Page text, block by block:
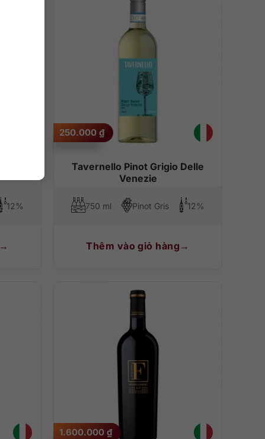
12%
Tavernello Pinot Grigio Delle
Venezie
250.000 ₫
750 ml Pinot Gris 12%
Thêm vào giỏ hàng
1.600.000 ₫